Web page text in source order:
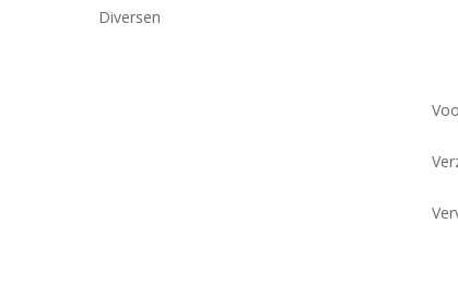
Druk op Enter om te zoeken of ESC om te sluiten
Diversen